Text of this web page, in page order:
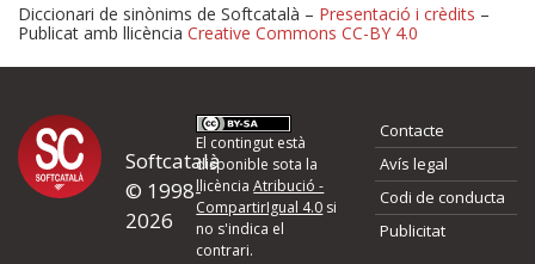
Proposeu-nos millores o
d'errors
Si heu trobat un error o voleu proposar alguna millora, ompliu els
quina és la millora que proposeu o l'error del qual voleu informar-
Diccionari de sinònims de Softcatalà – Presentació i crèdits –
Publicat amb llicència Creative Commons CC-BY 4.0
Softcatalà
© 1998-
2026
El contingut està
disponible sota la
llicènciaAtribució -
CompartirIgual 4.0 si
no s'indica el
contrari.
Contacte
Avís legal
Codi de conducta
Publicitat